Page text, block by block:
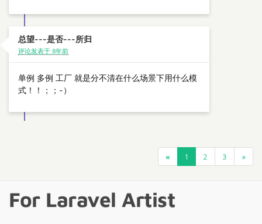
总望---是否---所归
评论发表于 8年前
单例 多例 工厂 就是分不清在什么场景下用什么模
式！！；；-）
« 1 2 3 »
For Laravel Artist